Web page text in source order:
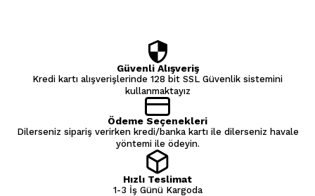
Güvenli Alışveriş
Kredi kartı alışverişlerinde 128 bit SSL Güvenlik sistemini
kullanmaktayız
Ödeme Seçenekleri
Dilerseniz sipariş verirken kredi/banka kartı ile dilerseniz havale
yöntemi ile ödeyin.
Hızlı Teslimat
1-3 İş Günü Kargoda